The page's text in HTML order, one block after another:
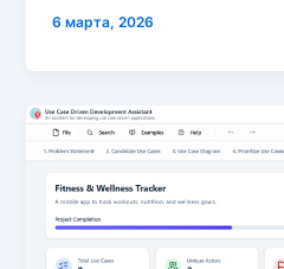
6 марта, 2026